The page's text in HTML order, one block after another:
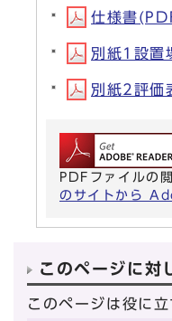
仕様書
別紙1設
別紙2評
PDFファイルの
のサイトから
このページに対
このページは役に立